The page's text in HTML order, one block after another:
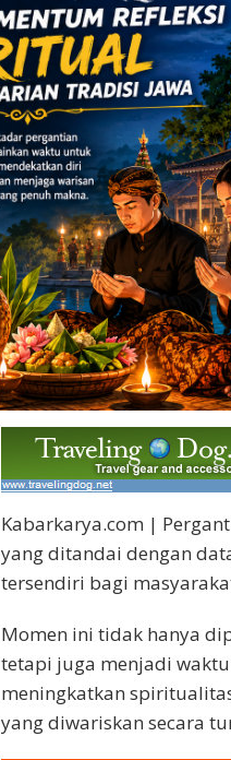
Kabarkarya.com |
yang ditandai dengan
tersendiri bagi
Momen ini tidak hanya
tetapi juga menjadi
meningkatkan
yang diwariskan secara